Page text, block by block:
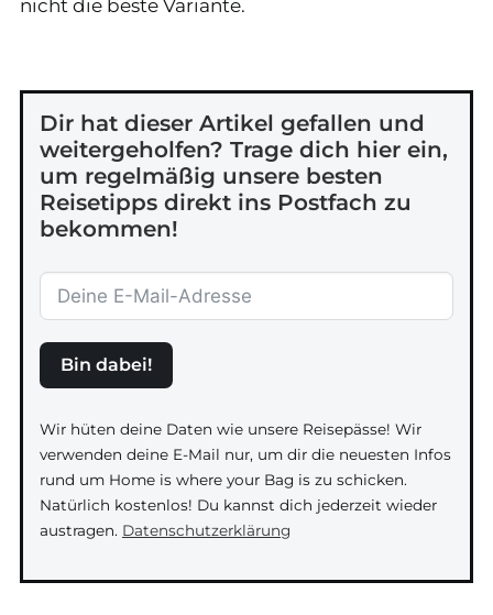
nicht die beste Variante.
Dir hat dieser Artikel gefallen und
weitergeholfen? Trage dich hier ein,
um regelmäßig unsere besten
Reisetipps direkt ins Postfach zu
bekommen!
Bin dabei!
Wir hüten deine Daten wie unsere Reisepässe! Wir
verwenden deine E-Mail nur, um dir die neuesten Infos
rund um Home is where your Bag is zu schicken.
Natürlich kostenlos! Du kannst dich jederzeit wieder
austragen. Datenschutzerklärung